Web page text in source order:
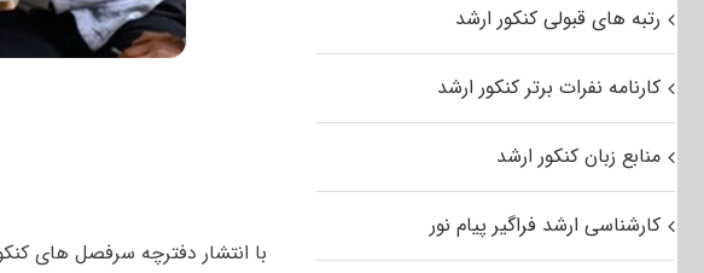
با انتشار دفترچه سرفصل های کنکور ۱۴۰۶، تغییرات رشته‌های آزمون کارشناسی ارشد
رتبه های قبولی کنکور ارشد
کارنامه نفرات برتر کنکور ارشد
منابع زبان کنکور ارشد
کارشناسی ارشد فراگیر پیام نور